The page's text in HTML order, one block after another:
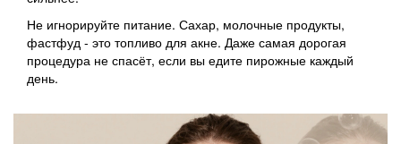
Не игнорируйте питание. Сахар, молочные продукты,
фастфуд - это топливо для акне. Даже самая дорогая
процедура не спасёт, если вы едите пирожные каждый
день.